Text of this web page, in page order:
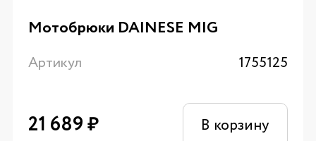
Мотобрюки DAINESE MIG
Артикул 1755125
21 689₽ В корзину